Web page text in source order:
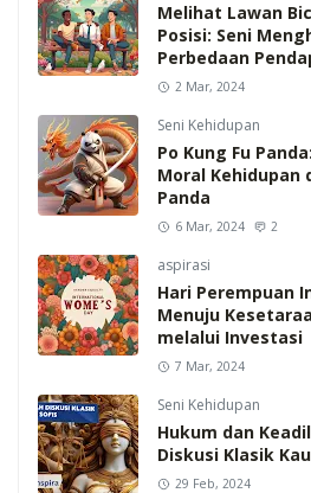
Melihat Lawan
Posisi: Seni
Perbedaan
2 Mar, 2024
Seni Kehidupan
Po Kung Fu
Moral Kehidupan
Panda
6 Mar, 2024 2
aspirasi
Hari Perempuan
Menuju
melalui Investasi
7 Mar, 2024
Seni Kehidupan
Hukum dan
Diskusi Klasik
29 Feb, 2024